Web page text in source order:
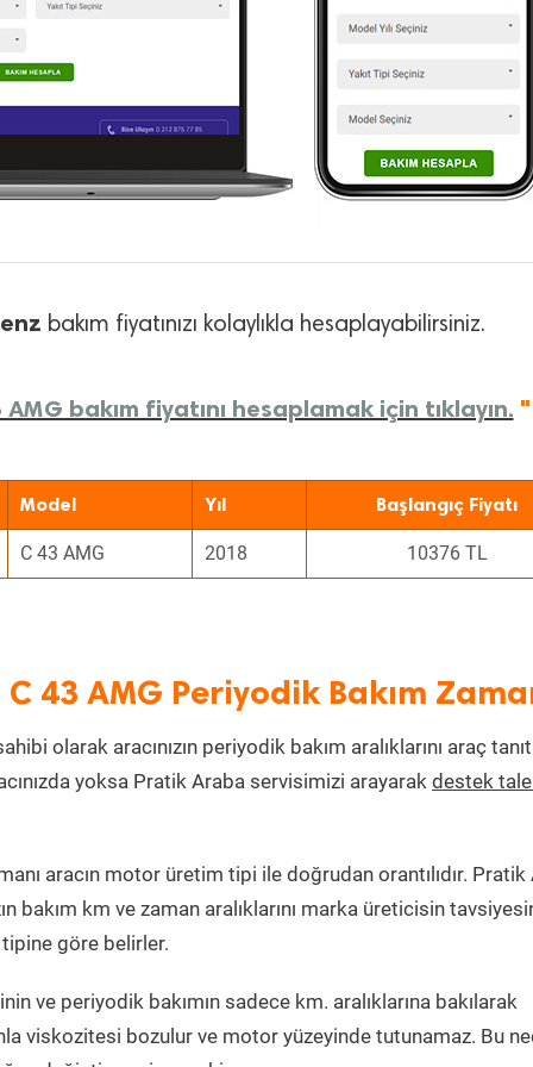
bakım fiyatınızı kolaylıkla hesaplayabilirsiniz.
bakım fiyatını hesaplamak için tıklayın. "
Model Yıl Başlangıç Fiyatı
C 43 AMG 2018 10376 TL
43 AMG Periyodik Bakım
olarak aracınızın periyodik bakım aralıklarını araç
yoksa Pratik Araba servisimizi arayarak destek
aracın motor üretim tipi ile doğrudan orantılıdır. Pratik
bakım km ve zaman aralıklarını marka üreticisin
göre belirler.
ve periyodik bakımın sadece km. aralıklarına bakılarak
viskozitesi bozulur ve motor yüzeyinde tutunamaz. Bu